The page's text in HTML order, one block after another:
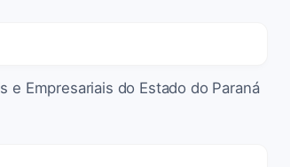
e Empresariais do Estado do Paraná